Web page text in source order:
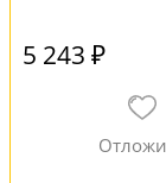
5 243 ₽